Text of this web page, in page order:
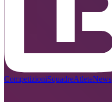
CompetizioniSquadreAtleteNews